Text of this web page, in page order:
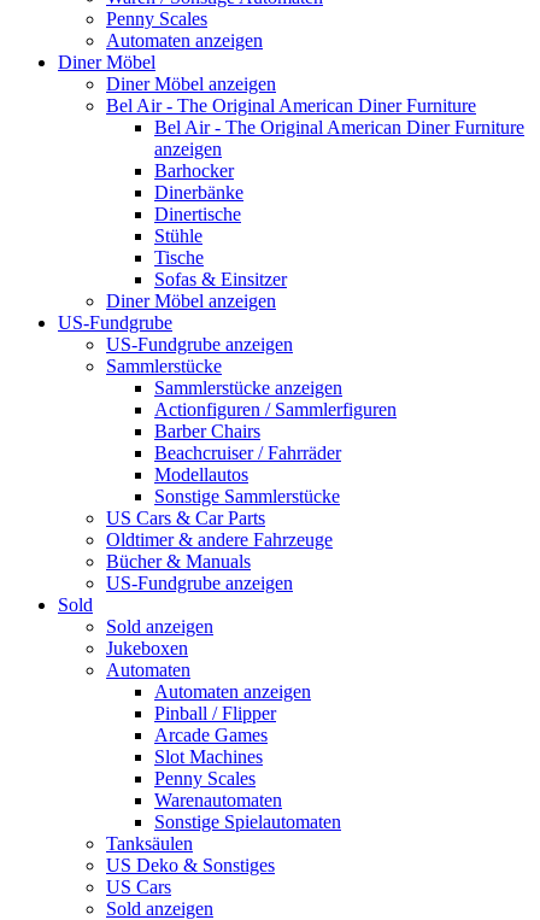
Penny Scales
Automaten anzeigen
Diner Möbel
Diner Möbel anzeigen
Bel Air - The Original American Diner Furniture
Bel Air - The Original American Diner Furniture
anzeigen
Barhocker
Dinerbänke
Dinertische
Stühle
Tische
Sofas & Einsitzer
Diner Möbel anzeigen
US-Fundgrube
US-Fundgrube anzeigen
Sammlerstücke
Sammlerstücke anzeigen
Actionfiguren / Sammlerfiguren
Barber Chairs
Beachcruiser / Fahrräder
Modellautos
Sonstige Sammlerstücke
US Cars & Car Parts
Oldtimer & andere Fahrzeuge
Bücher & Manuals
US-Fundgrube anzeigen
Sold
Sold anzeigen
Jukeboxen
Automaten
Automaten anzeigen
Pinball / Flipper
Arcade Games
Slot Machines
Penny Scales
Warenautomaten
Sonstige Spielautomaten
Tanksäulen
US Deko & Sonstiges
US Cars
Sold anzeigen